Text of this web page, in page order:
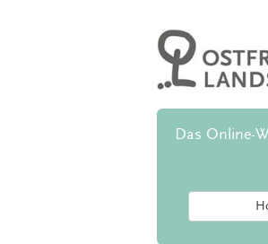
Das Online-